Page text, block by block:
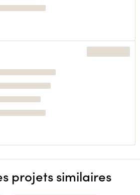
projets similaires